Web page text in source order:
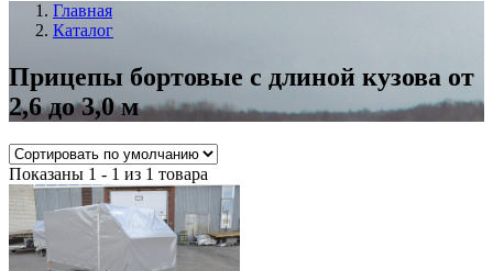
Главная
Каталог
Прицепы бортовые с длиной кузова от
2,6 до 3,0 м
Показаны 1 - 1 из 1 товара